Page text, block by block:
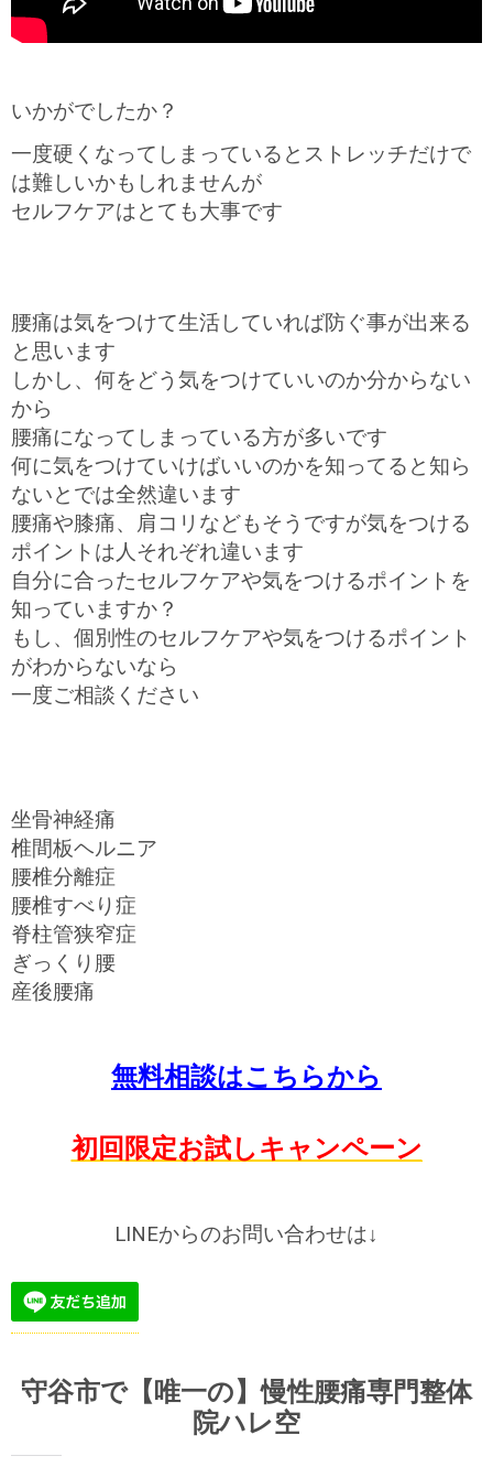
いかがでしたか？
一度硬くなってしまっているとストレッチだけで
は難しいかもしれませんが
セルフケアはとても大事です
腰痛は気をつけて生活していれば防ぐ事が出来る
と思います
しかし、何をどう気をつけていいのか分からない
から
腰痛になってしまっている方が多いです
何に気をつけていけばいいのかを知ってると知ら
ないとでは全然違います
腰痛や膝痛、肩コリなどもそうですが気をつける
ポイントは人それぞれ違います
自分に合ったセルフケアや気をつけるポイントを
知っていますか？
もし、個別性のセルフケアや気をつけるポイント
がわからないなら
一度ご相談ください
坐骨神経痛
椎間板ヘルニア
腰椎分離症
腰椎すべり症
脊柱管狭窄症
ぎっくり腰
産後腰痛
無料相談はこちらから
初回限定お試しキャンペーン
LINEからのお問い合わせは↓
守谷市で【唯一の】慢性腰痛専門整体
院ハレ空